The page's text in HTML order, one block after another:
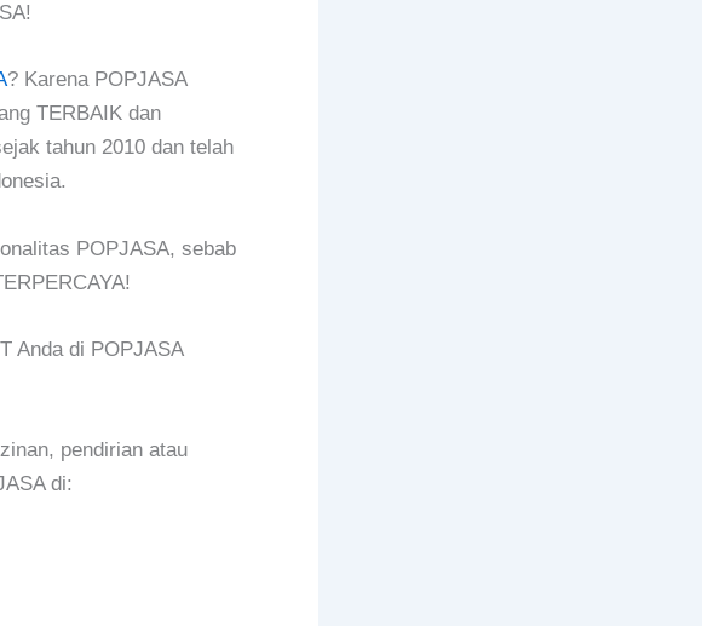
? Karena POPJASA
TERBAIK dan
tahun 2010 dan telah
POPJASA, sebab
Anda di POPJASA
pendirian atau
di: